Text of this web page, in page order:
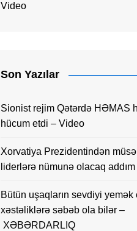
Video
Son Yazılar
Sionist rejim Qətərdə HƏMAS
hücum etdi – Video
Xorvatiya Prezidentindən
liderlərə nümunə olacaq addım
Bütün uşaqların sevdiyi yemək
xəstəliklərə səbəb ola bilər –
XƏBƏRDARLIQ